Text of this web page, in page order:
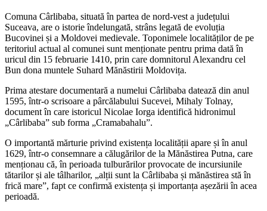
Comuna Cârlibaba, situată în partea de nord-vest a județului
Suceava, are o istorie îndelungată, strâns legată de evoluția
Bucovinei și a Moldovei medievale. Toponimele localităților de pe
teritoriul actual al comunei sunt menționate pentru prima dată în
uricul din 15 februarie 1410, prin care domnitorul Alexandru cel
Bun dona muntele Suhard Mănăstirii Moldovița.
Prima atestare documentară a numelui Cârlibaba datează din anul
1595, într-o scrisoare a pârcălabului Sucevei, Mihaly Tolnay,
document în care istoricul Nicolae Iorga identifică hidronimul
„Cârlibaba” sub forma „Cramabahalu”.
O importantă mărturie privind existența localității apare și în anul
1629, într-o consemnare a călugărilor de la Mănăstirea Putna, care
menționau că, în perioada tulburărilor provocate de incursiunile
tătarilor și ale tâlharilor, „alții sunt la Cârlibaba și mănăstirea stă în
frică mare”, fapt ce confirmă existența și importanța așezării în acea
perioadă.